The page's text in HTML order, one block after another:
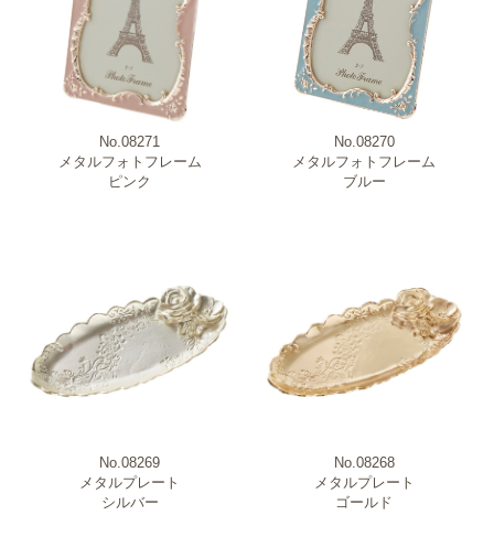
No.08271
メタルフォトフレーム
ピンク
No.08270
メタルフォトフレーム
ブルー
No.08269
メタルプレート
シルバー
No.08268
メタルプレート
ゴールド